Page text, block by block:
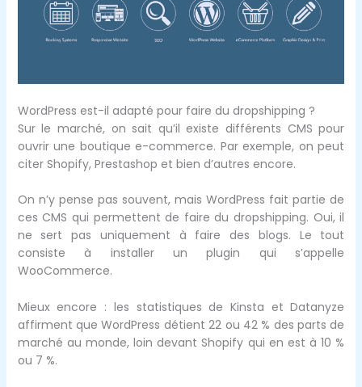
WordPress est-il adapté pour faire du dropshipping ?
Sur le marché, on sait qu’il existe différents CMS pour
ouvrir une boutique e-commerce. Par exemple, on peut
citer Shopify, Prestashop et bien d’autres encore.
On n’y pense pas souvent, mais WordPress fait partie de
ces CMS qui permettent de faire du dropshipping. Oui, il
ne sert pas uniquement à faire des blogs. Le tout
consiste à installer un plugin qui s’appelle
WooCommerce.
Mieux encore : les statistiques de Kinsta et Datanyze
affirment que WordPress détient 22 ou 42 % des parts de
marché au monde, loin devant Shopify qui en est à 10 %
ou 7 %.